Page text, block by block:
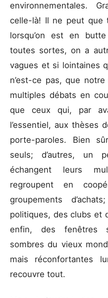
environnementales.
celle-là! Il ne peut que
lorsqu’on est en
toutes sortes, on a
vagues et si lointaines
n’est-ce pas, que
multiples débats en
que ceux qui, par
l’essentiel, aux thèses
porte-paroles. Bien
seuls; d’autres, un
échangent leurs
regroupent en
groupements
politiques, des clubs et
enfin, des fenêtres
sombres du vieux
mais réconfortantes
recouvre tout.